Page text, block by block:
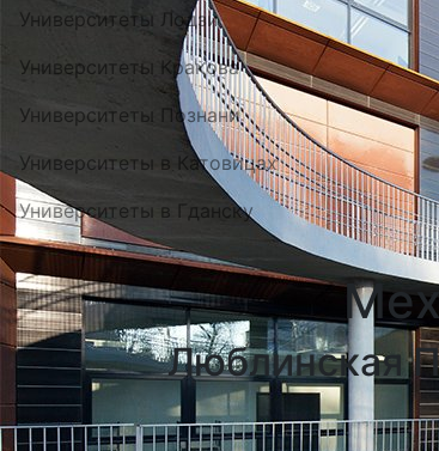
Университеты Лодзи
Университеты Кракова
Университеты Познани
Университеты в Катовицах
Университеты в Гданску
Люблинская